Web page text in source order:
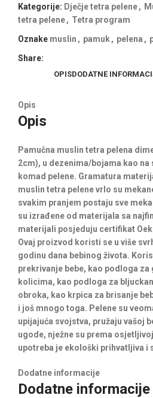
Kategorije: Dječje tetra pelene,
tetra pelene, Tetra program
Oznake muslin , pamuk, pelena ,
Share:
OPISDODATNE
Opis
Opis
Pamučna muslin tetra pelena
2cm), u dezenima/bojama kao na
komad pelene. Gramatura
muslin tetra pelene vrlo su
svakim pranjem postaju sve
su izrađene od materijala sa
materijali posjeduju certifikat
Ovaj proizvod koristi se u više
godinu dana bebinog života.
prekrivanje bebe, kao podloga za
kolicima, kao podloga za
obroka, kao krpica za brisanje
i još mnogo toga. Pelene su
upijajuća svojstva, pružaju vašoj
ugode, nježne su prema
upotreba je ekološki prihvatljiva i
Dodatne informacije
Dodatne informacije